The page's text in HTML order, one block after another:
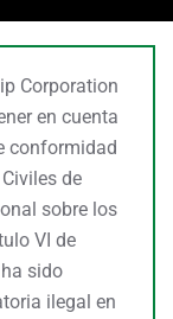
Corporation
en cuenta
conformidad
de
sobre los
VI de
sido
ilegal en